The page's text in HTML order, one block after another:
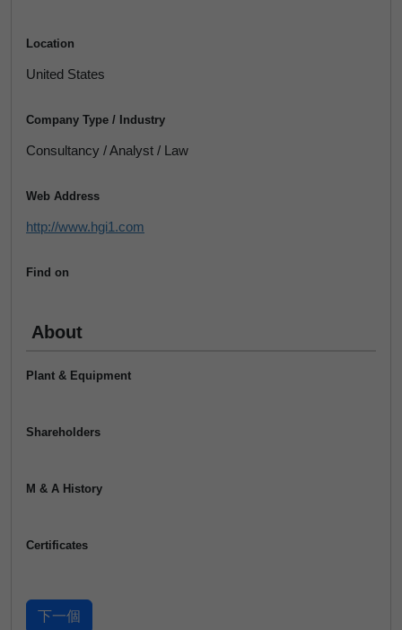
Location
United States
Company Type / Industry
Consultancy / Analyst / Law
Web Address
http://www.hgi1.com
Find on
About
Plant & Equipment
Shareholders
M & A History
Certificates